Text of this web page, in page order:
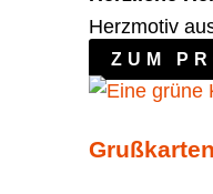
Herzmotiv
ZUM